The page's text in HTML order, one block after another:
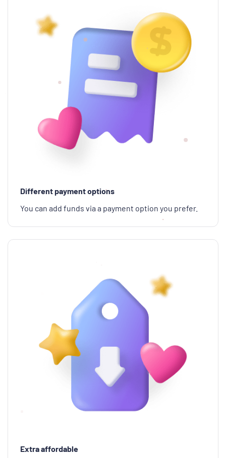
Different payment options
You can add funds via a payment option you prefer.
Extra affordable